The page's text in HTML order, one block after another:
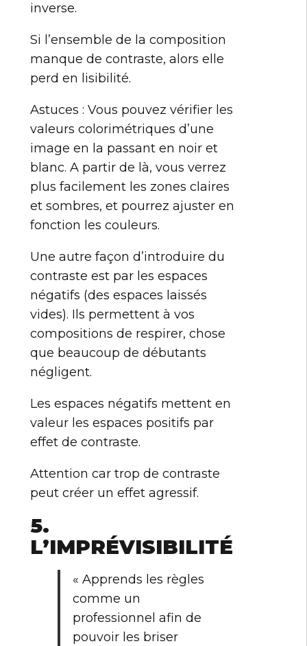
inverse.
Si l’ensemble de la composition
manque de contraste, alors elle
perd en lisibilité.
Astuces : Vous pouvez vérifier les
valeurs colorimétriques d’une
image en la passant en noir et
blanc. A partir de là, vous verrez
plus facilement les zones claires
et sombres, et pourrez ajuster en
fonction les couleurs.
Une autre façon d’introduire du
contraste est par les espaces
négatifs (des espaces laissés
vides). Ils permettent à vos
compositions de respirer, chose
que beaucoup de débutants
négligent.
Les espaces négatifs mettent en
valeur les espaces positifs par
effet de contraste.
Attention car trop de contraste
peut créer un effet agressif.
5.
L’IMPRÉVISIBILITÉ
« Apprends les règles
comme un
professionnel afin de
pouvoir les briser